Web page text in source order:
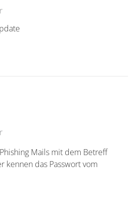
am 15. Mai
Mails mit dem Betreff
kennen das Passwort vom